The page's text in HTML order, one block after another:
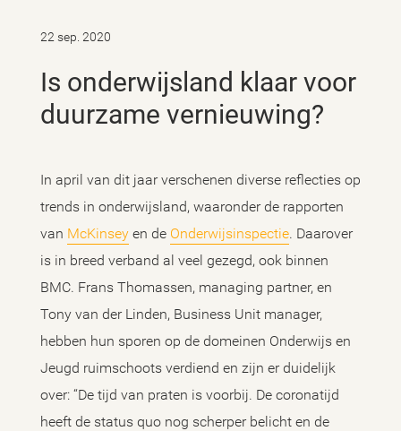
22 sep. 2020
Is onderwijsland klaar voor
duurzame vernieuwing?
In april van dit jaar verschenen diverse reflecties op
trends in onderwijsland, waaronder de rapporten
van McKinsey en de Onderwijsinspectie. Daarover
is in breed verband al veel gezegd, ook binnen
BMC. Frans Thomassen, managing partner, en
Tony van der Linden, Business Unit manager,
hebben hun sporen op de domeinen Onderwijs en
Jeugd ruimschoots verdiend en zijn er duidelijk
over: “De tijd van praten is voorbij. De coronatijd
heeft de status quo nog scherper belicht en de